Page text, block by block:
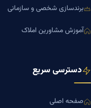
برندسازی شخصی و سازمانی
آموزش مشاورین املاک
دسترسی سریع
صفحه اصلی